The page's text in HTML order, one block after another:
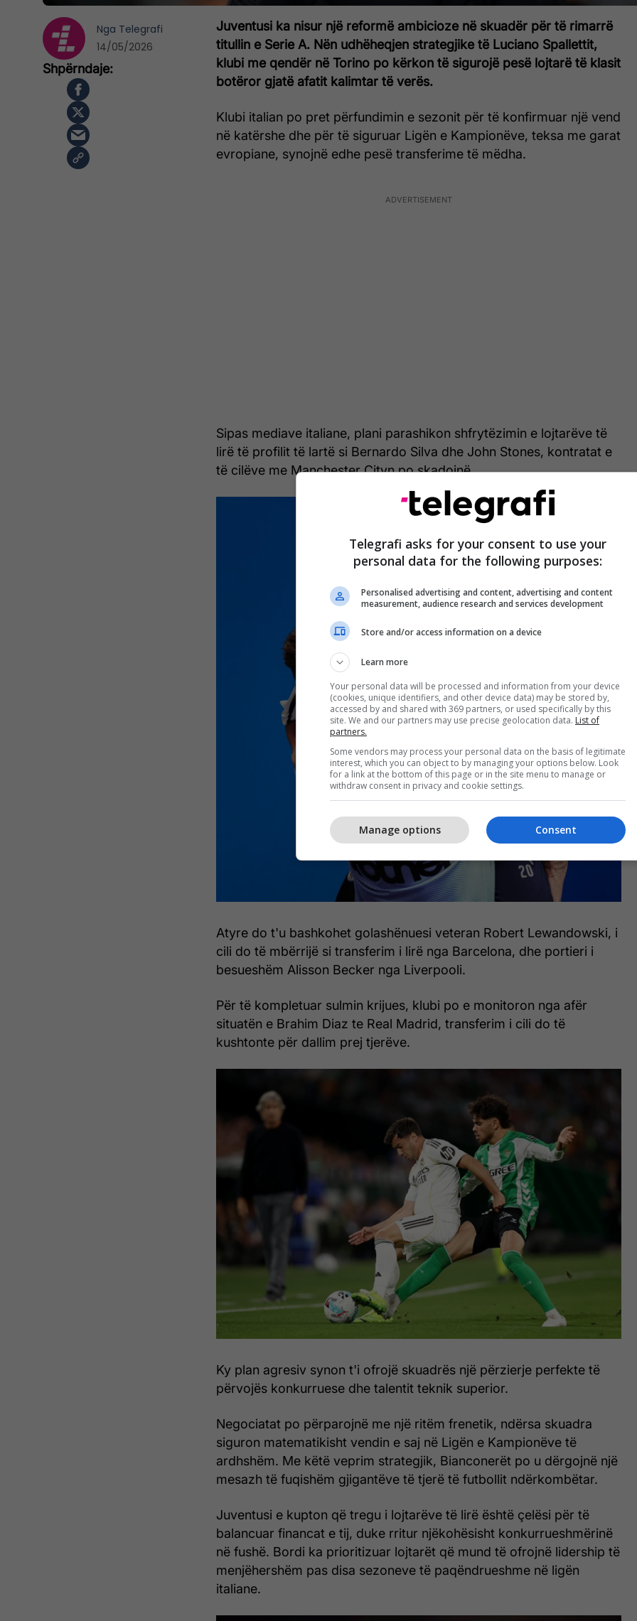
Juventusi ka nisur një reformë ambicioze në skuadër për të rimarrë
titullin e Serie A. Nën udhëheqjen strategjike të Luciano Spallettit,
klubi me qendër në Torino po kërkon të sigurojë pesë lojtarë të klasit
botëror gjatë afatit kalimtar të verës.
Klubi italian po pret përfundimin e sezonit për të konfirmuar një vend
në katërshe dhe për të siguruar Ligën e Kampionëve, teksa me garat
evropiane, synojnë edhe pesë transferime të mëdha.
Sipas mediave italiane, plani parashikon shfrytëzimin e lojtarëve të
lirë të profilit të lartë si Bernardo Silva dhe John Stones, kontratat e
të cilëve me Manchester Cityn po skadojnë.
Atyre do t'u bashkohet golashënuesi veteran Robert Lewandowski, i
cili do të mbërrijë si transferim i lirë nga Barcelona, dhe portieri i
besueshëm Alisson Becker nga Liverpooli.
Për të kompletuar sulmin krijues, klubi po e monitoron nga afër
situatën e Brahim Diaz te Real Madrid, transferim i cili do të
kushtonte për dallim prej tjerëve.
Ky plan agresiv synon t'i ofrojë skuadrës një përzierje perfekte të
përvojës konkurruese dhe talentit teknik superior.
Negociatat po përparojnë me një ritëm frenetik, ndërsa skuadra
siguron matematikisht vendin e saj në Ligën e Kampionëve të
ardhshëm. Me këtë veprim strategjik, Bianconerët po u dërgojnë një
mesazh të fuqishëm gjigantëve të tjerë të futbollit ndërkombëtar.
Juventusi e kupton që tregu i lojtarëve të lirë është çelësi për të
balancuar financat e tij, duke rritur njëkohësisht konkurrueshmërinë
në fushë. Bordi ka prioritizuar lojtarët që mund të ofrojnë lidership të
menjëhershëm pas disa sezoneve të paqëndrueshme në ligën
italiane.
Nga Telegrafi
14/05/2026
Telegrafi asks for your consent to use your
personal data for the following purposes:
Personalised advertising and content, advertising and content
measurement, audience research and services development
Store and/or access information on a device
Learn more
Your personal data will be processed and information from your device
(cookies, unique identifiers, and other device data) may be stored by,
accessed by and shared with 369 partners, or used specifically by this
site. We and our partners may use precise geolocation data. List of
partners.
Some vendors may process your personal data on the basis of legitimate
interest, which you can object to by managing your options below. Look
for a link at the bottom of this page or in the site menu to manage or
withdraw consent in privacy and cookie settings.
Consent
Manage options